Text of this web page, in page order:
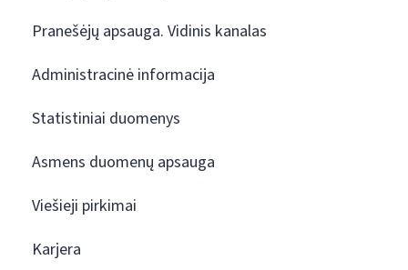
Pranešėjų apsauga. Vidinis kanalas
Administracinė informacija
Statistiniai duomenys
Asmens duomenų apsauga
Viešieji pirkimai
Karjera